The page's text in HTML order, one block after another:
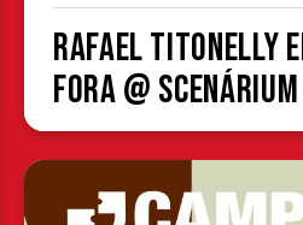
Rafael Titonelly
Fora @ Scenárium